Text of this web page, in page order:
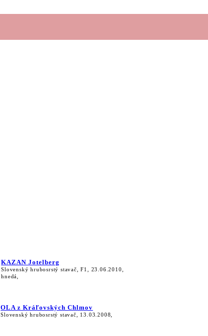
KAZAN Jotelberg
Slovenský hrubosrstý stavač, F1, 23.06.2010,
hnedá,
OLA z Kráľovských Chlmov
Slovenský hrubosrstý stavač, 13.03.2008,